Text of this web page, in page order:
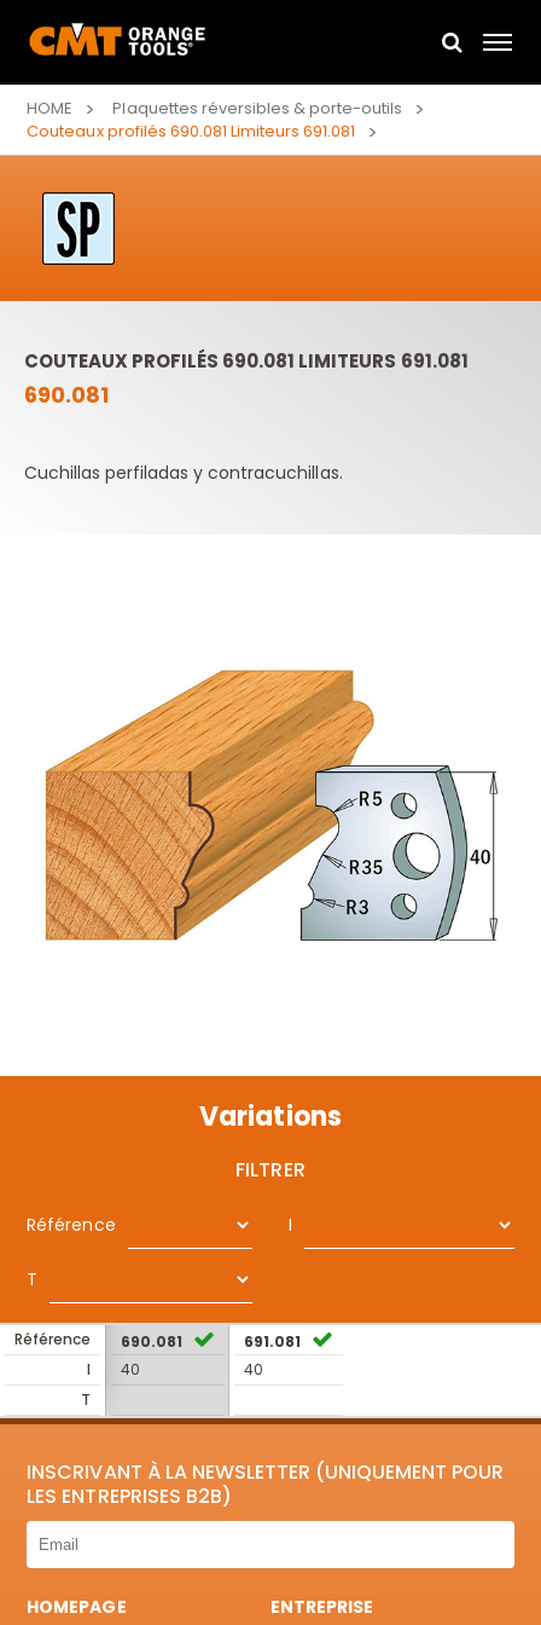
HOME
Plaquettes réversibles & porte-outils
Couteaux profilés 690.081 Limiteurs 691.081
COUTEAUX PROFILÉS 690.081 LIMITEURS 691.081
690.081
Cuchillas perfiladas y contracuchillas.
Variations
FILTRER
Référence I
T
Référence
I
T
690.081
40
691.081
40
INSCRIVANT À LA NEWSLETTER (UNIQUEMENT POUR
LES ENTREPRISES B2B)
HOMEPAGE
ENTREPRISE